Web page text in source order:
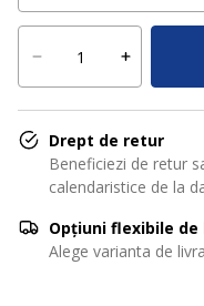
Drept de retur
Beneficiezi de retur
calendaristice de la
Opțiuni flexibile de
Alege varianta de